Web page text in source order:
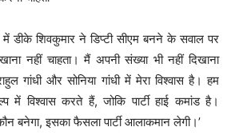
में डीके शिवकुमार ने डिप्टी सीएम बनने के सवाल पर
नहीं चाहता। मैं अपनी संख्या भी नहीं दिखाना
गांधी और सोनिया गांधी में मेरा विश्वास है। हम
विश्वास करते हैं, जोकि पार्टी हाई कमांड है।
बनेगा, इसका फैसला पार्टी आलाकमान लेगी।’